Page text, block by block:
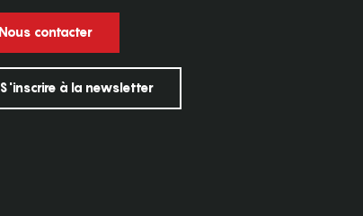
Nous contacter
S'inscrire à la newsletter